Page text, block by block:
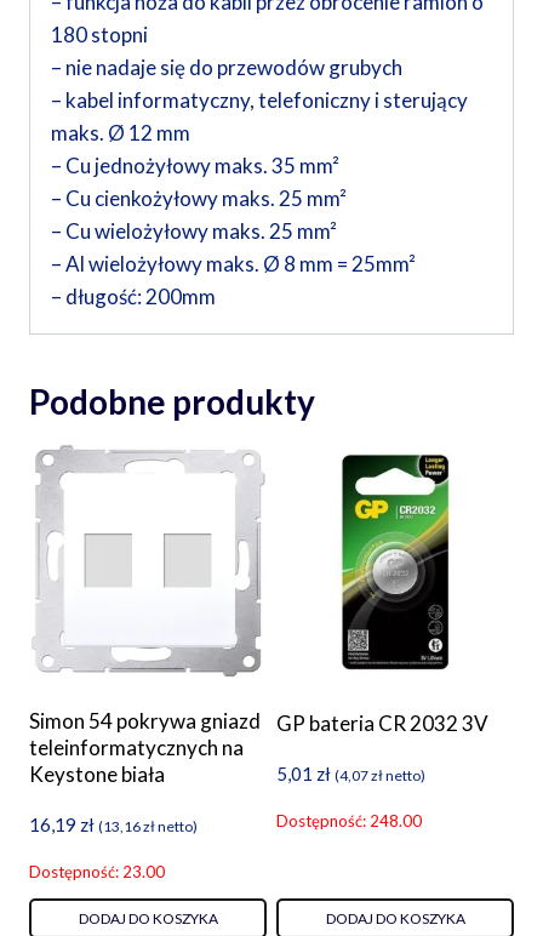
180 stopni
– nie nadaje się do przewodów grubych
– kabel informatyczny, telefoniczny i sterujący
maks. Ø 12 mm
– Cu jednożyłowy maks. 35 mm²
– Cu cienkożyłowy maks. 25 mm²
– Cu wielożyłowy maks. 25 mm²
– Al wielożyłowy maks. Ø 8 mm = 25mm²
– długość: 200mm
Podobne produkty
Simon 54 pokrywa gniazd
teleinformatycznych na
Keystone biała
16,19 zł (13,16złnetto)
Dostępność: 23.00
DODAJ DO KOSZYKA
GP bateria CR 2032 3V
5,01 zł (4,07złnetto)
Dostępność: 248.00
DODAJ DO KOSZYKA